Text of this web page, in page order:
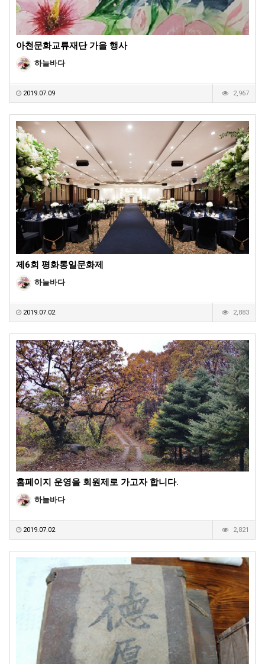
아천문화교류재단 가을 행사
하늘바다
2019.07.09 2,967
제6회 평화통일문화제
하늘바다
2019.07.02 2,883
홈페이지 운영을 회원제로 가고자 합니다.
하늘바다
2019.07.02 2,821